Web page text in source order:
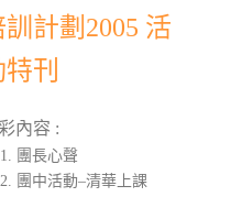
訓計劃2005 活
刊
內容 :
團長心聲
團中活動–清華上課